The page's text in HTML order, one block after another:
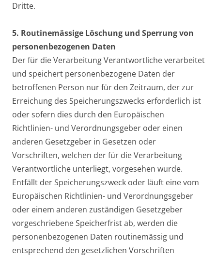
Dritte.
5. Routinemässige Löschung und Sperrung von
personenbezogenen Daten
Der für die Verarbeitung Verantwortliche verarbeitet
und speichert personenbezogene Daten der
betroffenen Person nur für den Zeitraum, der zur
Erreichung des Speicherungszwecks erforderlich ist
oder sofern dies durch den Europäischen
Richtlinien- und Verordnungsgeber oder einen
anderen Gesetzgeber in Gesetzen oder
Vorschriften, welchen der für die Verarbeitung
Verantwortliche unterliegt, vorgesehen wurde.
Entfällt der Speicherungszweck oder läuft eine vom
Europäischen Richtlinien- und Verordnungsgeber
oder einem anderen zuständigen Gesetzgeber
vorgeschriebene Speicherfrist ab, werden die
personenbezogenen Daten routinemässig und
entsprechend den gesetzlichen Vorschriften